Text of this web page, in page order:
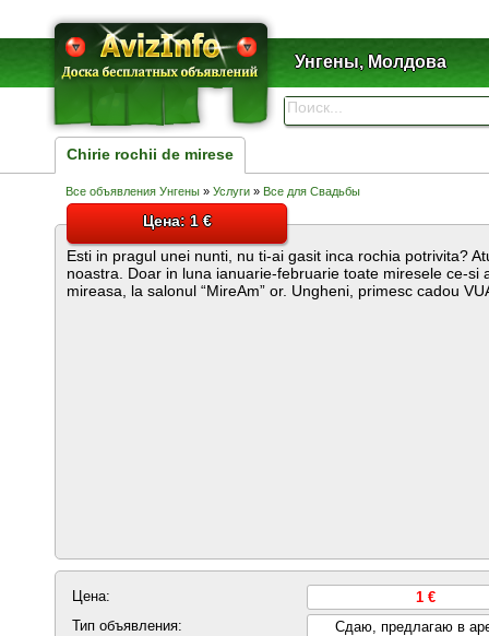
Унгены, Молдова
Chirie rochii de mirese
Все объявления Унгены » Услуги » Все для Свадьбы
Цена: 1 €
Esti in pragul unei nunti, nu ti-ai gasit inca rochia potrivita?
noastra. Doar in luna ianuarie-februarie toate miresele ce-si
mireasa, la salonul “MireAm” or. Ungheni, primesc cadou
Цена:
1 €
Тип объявления:
Сдаю, предлагаю в